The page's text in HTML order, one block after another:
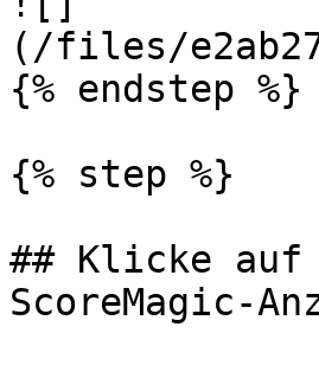
(/files/
{% endstep %}
{% step %}
## Klicke auf
ScoreMagic-